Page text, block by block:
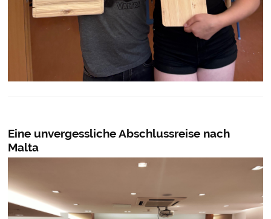
Eine unvergessliche Abschlussreise nach
Malta